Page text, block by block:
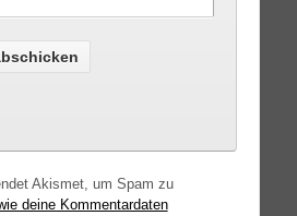
Akismet, um Spam zu
deine Kommentardaten